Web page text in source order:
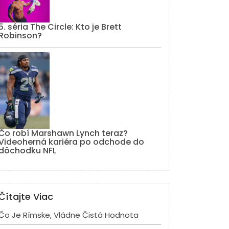
séria The Circle: Kto je Brett
robí Marshawn Lynch teraz?
kariéra po odchode do
NFL
Viac
Je Rímske, Vládne Čistá Hodnota